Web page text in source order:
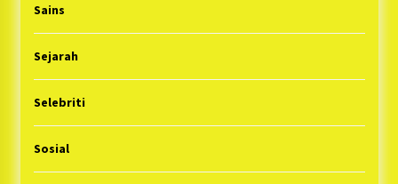
Sains
Sejarah
Selebriti
Sosial